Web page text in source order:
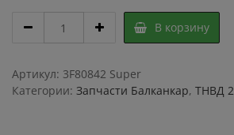
УПЛОТНЕНИЕ
ТНВД
В36822121
quantity
В корзину
Артикул: 3F80842 Super
Категории: Запчасти Балканкар, ТНВД